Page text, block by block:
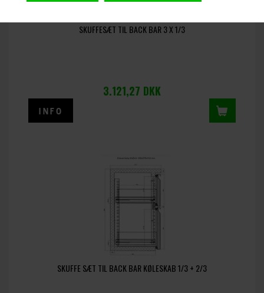
SKUFFESÆT TIL BACK BAR 3 X 1/3
3.121,27 DKK
SKUFFE SÆT TIL BACK BAR KØLESKAB 1/3 + 2/3